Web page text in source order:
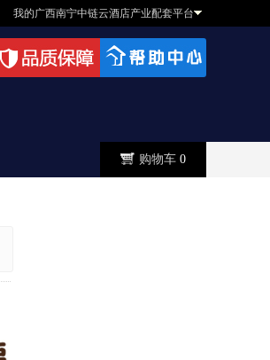
我的广西南宁中链云酒店产业配套平台
购物车 0